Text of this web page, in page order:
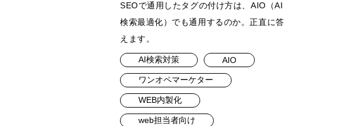
SEOで通用したタグの付け方は、AIO（AI
検索最適化）でも通用するのか。正直に答
えます。
AI検索対策 AIO
ワンオペマーケター
WEB内製化
web担当者向け